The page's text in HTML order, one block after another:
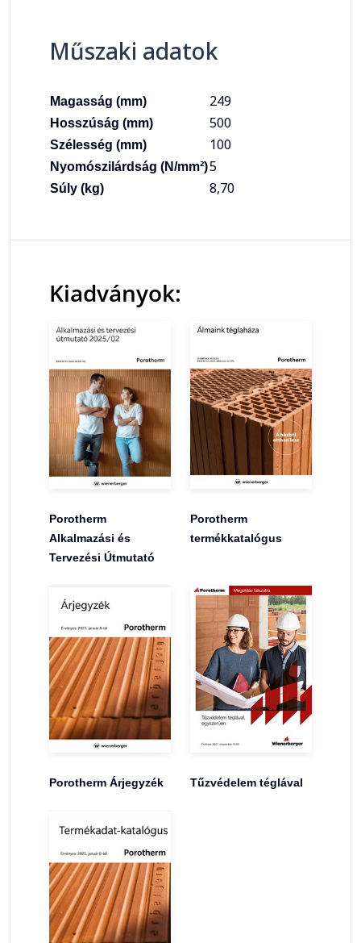
Műszaki adatok
Magasság (mm) 249
Hosszúság (mm) 500
Szélesség (mm) 100
Nyomószilárdság (N/mm²)5
Súly (kg) 8,70
Kiadványok:
Porotherm
Alkalmazási és
Tervezési Útmutató
Porotherm
termékkatalógus
Porotherm Árjegyzék Tűzvédelem téglával